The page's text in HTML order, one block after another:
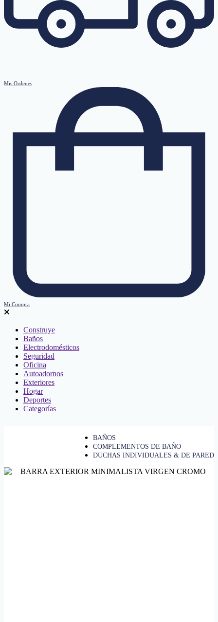
Mis Ordenes
Mi Compra
Construye
Baños
Electrodomésticos
Seguridad
Oficina
Autoadornos
Exteriores
Hogar
Deportes
Categorías
BAÑOS
COMPLEMENTOS DE BAÑO
DUCHAS INDIVIDUALES & DE PARED